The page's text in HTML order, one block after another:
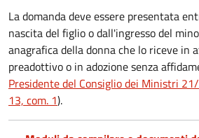
La domanda deve essere presentata
nascita del figlio o dall'ingresso del
anagrafica della donna che lo riceve in
preadottivo o in adozione senza
Presidente del Consiglio dei Ministri
13, com. 1).